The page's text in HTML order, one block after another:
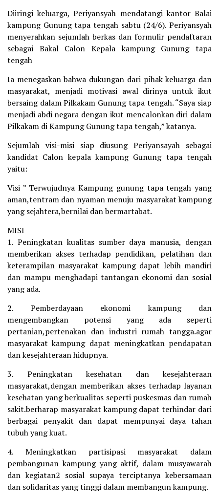
Diiringi keluarga, Periyansyah mendatangi kantor Balai
kampung Gunung tapa tengah sabtu (24/6). Periyansyah
menyerahkan sejumlah berkas dan formulir pendaftaran
sebagai Bakal Calon Kepala kampung Gunung tapa
tengah
Ia menegaskan bahwa dukungan dari pihak keluarga dan
masyarakat, menjadi motivasi awal dirinya untuk ikut
bersaing dalam Pilkakam Gunung tapa tengah. “Saya siap
menjadi abdi negara dengan ikut mencalonkan diri dalam
Pilkakam di Kampung Gunung tapa tengah,” katanya.
Sejumlah visi-misi siap diusung Periyansayah sebagai
kandidat Calon kepala kampung Gunung tapa tengah
yaitu:
Visi ” Terwujudnya Kampung gunung tapa tengah yang
aman,tentram dan nyaman menuju masyarakat kampung
yang sejahtera,bernilai dan bermartabat.
MISI
1. Peningkatan kualitas sumber daya manusia, dengan
memberikan akses terhadap pendidikan, pelatihan dan
keterampilan masyarakat kampung dapat lebih mandiri
dan mampu menghadapi tantangan ekonomi dan sosial
yang ada.
2. Pemberdayaan ekonomi kampung dan
mengembangkan potensi yang ada seperti
pertanian,pertenakan dan industri rumah tangga.agar
masyarakat kampung dapat meningkatkan pendapatan
dan kesejahteraan hidupnya.
3. Peningkatan kesehatan dan kesejahteraan
masyarakat,dengan memberikan akses terhadap layanan
kesehatan yang berkualitas seperti puskesmas dan rumah
sakit.berharap masyarakat kampung dapat terhindar dari
berbagai penyakit dan dapat mempunyai daya tahan
tubuh yang kuat.
4. Meningkatkan partisipasi masyarakat dalam
pembangunan kampung yang aktif, dalam musyawarah
dan kegiatan2 sosial supaya terciptanya kebersamaan
dan solidaritas yang tinggi dalam membangun kampung.